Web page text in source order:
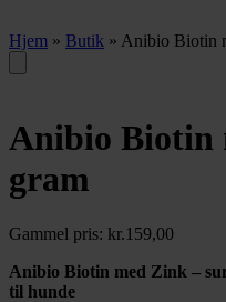
Hjem » Butik » Anibio Biotin
Anibio Biotin
gram
Gammel pris: kr.159,00
Anibio Biotin med Zink –
til hunde